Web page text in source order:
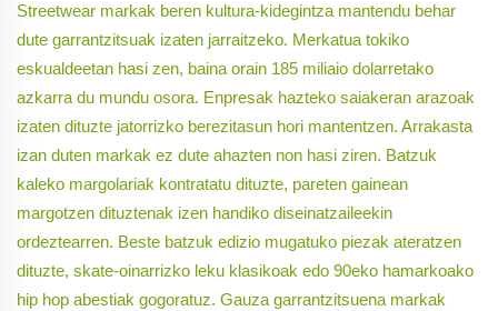
Streetwear markak beren kultura-kidegintza mantendu behar
dute garrantzitsuak izaten jarraitzeko. Merkatua tokiko
eskualdeetan hasi zen, baina orain 185 miliaio dolarretako
azkarra du mundu osora. Enpresak hazteko saiakeran arazoak
izaten dituzte jatorrizko berezitasun hori mantentzen. Arrakasta
izan duten markak ez dute ahazten non hasi ziren. Batzuk
kaleko margolariak kontratatu dituzte, pareten gainean
margotzen dituztenak izen handiko diseinatzaileekin
ordeztearren. Beste batzuk edizio mugatuko piezak ateratzen
dituzte, skate-oinarrizko leku klasikoak edo 90eko hamarkoako
hip hop abestiak gogoratuz. Gauza garrantzitsuena markak